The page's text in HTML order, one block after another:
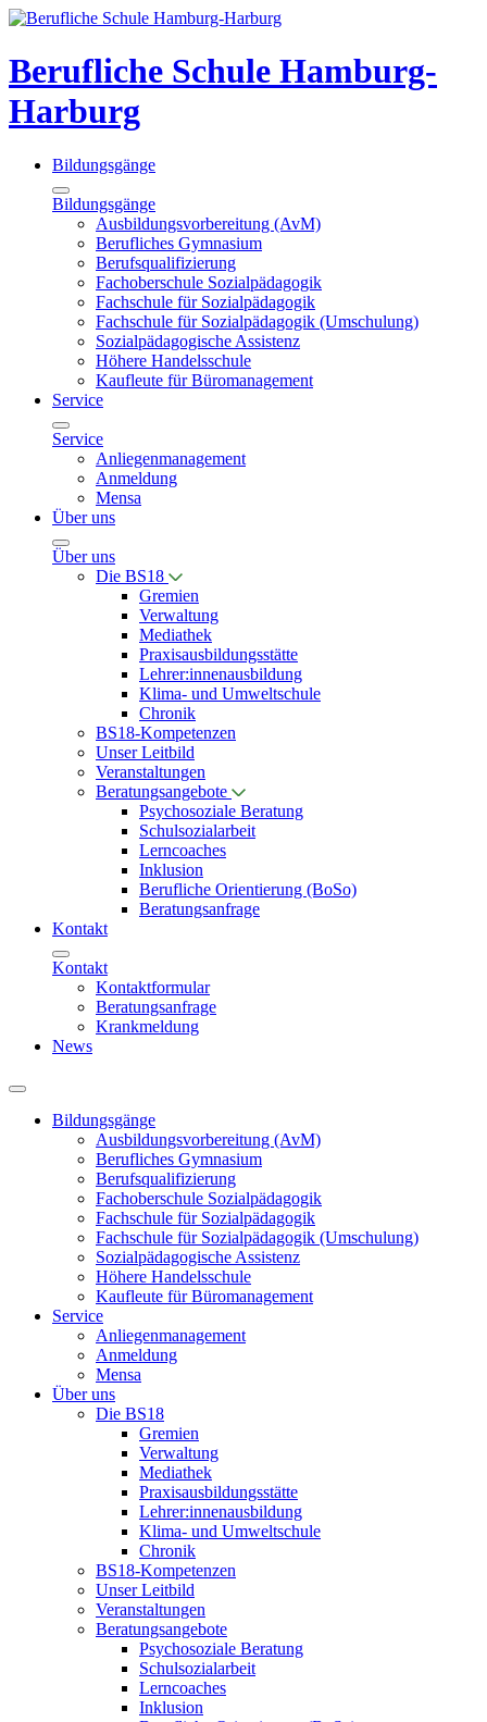
Berufliche Schule Hamburg-
Harburg
Bildungsgänge
Bildungsgänge
Ausbildungsvorbereitung (AvM)
Berufliches Gymnasium
Berufsqualifizierung
Fachoberschule Sozialpädagogik
Fachschule für Sozialpädagogik
Fachschule für Sozialpädagogik (Umschulung)
Sozialpädagogische Assistenz
Höhere Handelsschule
Kaufleute für Büromanagement
Service
Service
Anliegenmanagement
Anmeldung
Mensa
Über uns
Über uns
Die BS18
Gremien
Verwaltung
Mediathek
Praxisausbildungsstätte
Lehrer:innenausbildung
Klima- und Umweltschule
Chronik
BS18-Kompetenzen
Unser Leitbild
Veranstaltungen
Beratungsangebote
Psychosoziale Beratung
Schulsozialarbeit
Lerncoaches
Inklusion
Berufliche Orientierung (BoSo)
Beratungsanfrage
Kontakt
Kontakt
Kontaktformular
Beratungsanfrage
Krankmeldung
News
Bildungsgänge
Ausbildungsvorbereitung (AvM)
Berufliches Gymnasium
Berufsqualifizierung
Fachoberschule Sozialpädagogik
Fachschule für Sozialpädagogik
Fachschule für Sozialpädagogik (Umschulung)
Sozialpädagogische Assistenz
Höhere Handelsschule
Kaufleute für Büromanagement
Service
Anliegenmanagement
Anmeldung
Mensa
Über uns
Die BS18
Gremien
Verwaltung
Mediathek
Praxisausbildungsstätte
Lehrer:innenausbildung
Klima- und Umweltschule
Chronik
BS18-Kompetenzen
Unser Leitbild
Veranstaltungen
Beratungsangebote
Psychosoziale Beratung
Schulsozialarbeit
Lerncoaches
Inklusion